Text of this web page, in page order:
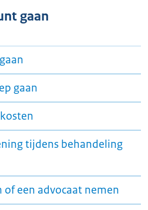
gaan
gaan
tijdens behandeling
een advocaat nemen